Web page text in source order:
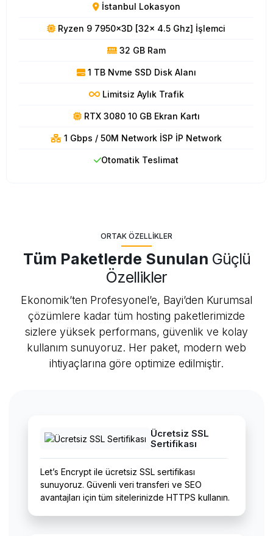
İstanbul Lokasyon
Ryzen 9 7950x3D [32x 4.5 Ghz] İşlemci
32 GB Ram
1 TB Nvme SSD Disk Alanı
Limitsiz Aylık Trafik
RTX 3080 10 GB Ekran Kartı
1 Gbps / 50M Network İSP İP Network
Otomatik Teslimat
ORTAK ÖZELLIKLER
Tüm Paketlerde Sunulan Güçlü
Özellikler
Ekonomik’ten Profesyonel’e, Bayi’den Kurumsal
çözümlere kadar tüm hosting paketlerimizde
sizlere yüksek performans, güvenlik ve kolay
kullanım sunuyoruz. Her paket, modern web
ihtiyaçlarına göre optimize edilmiştir.
Ücretsiz SSL
Sertifikası
Let’s Encrypt ile ücretsiz SSL sertifikası
sunuyoruz. Güvenli veri transferi ve SEO
avantajları için tüm sitelerinizde HTTPS kullanın.